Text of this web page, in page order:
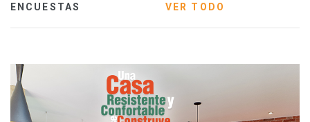
ENCUESTAS VER TODO